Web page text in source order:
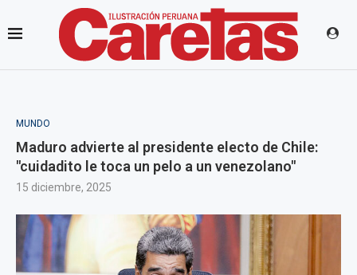
MUNDO
Maduro advierte al presidente electo de Chile:
"cuidadito le toca un pelo a un venezolano"
15 diciembre, 2025